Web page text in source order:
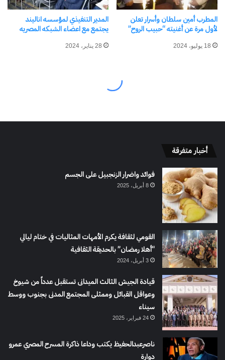
أخبار متفرقة
فوائد واضرار الزنجبيل على الجسم
8 أبريل، 2025
القومي لثقافة يكرم الأمهات المثاليات في ختام ليالي
“أهلا رمضان” بالحديقة الثقافية
3 أبريل، 2024
قيادة الجيش الثالث الميدانى تستقبل عدداً من شيوخ
وعواقل القبائل وممثلى المجتمع المدنى بجنوب ووسط
سيناء
24 فبراير، 2025
ناصرعبدالحفيظ يكتب وداعا ذاكرة المسرح المصري عمرو
دوارة